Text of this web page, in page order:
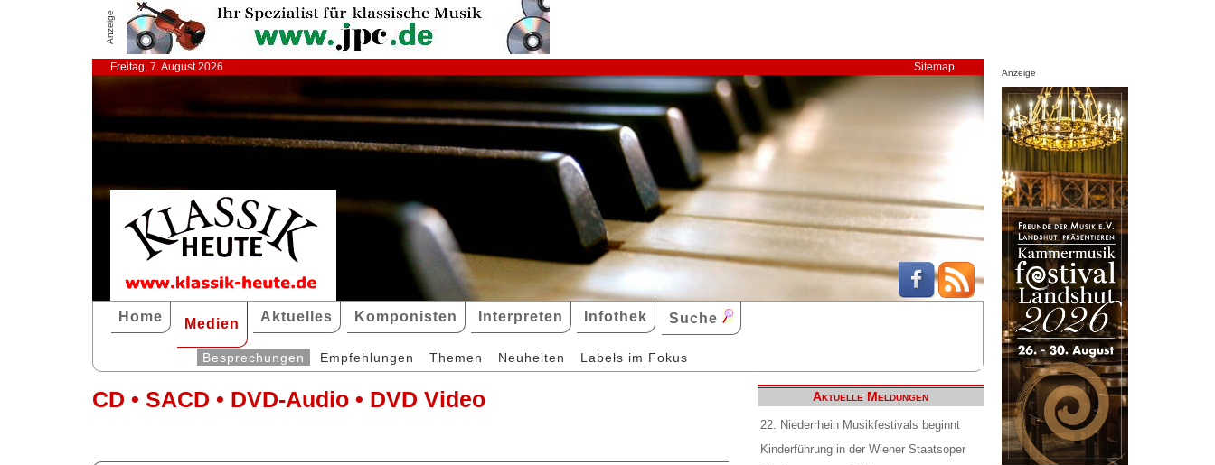
Anzeige
Freitag, 7. August 2026 Sitemap
Home Medien Aktuelles Komponisten Interpreten Infothek Suche
Besprechungen Empfehlungen Themen Neuheiten Labels im Fokus
CD • SACD • DVD-Audio • DVD Video Aktuelle Meldungen
22. Niederrhein Musikfestivals beginnt
Kinderführung in der Wiener Staatsoper
Anzeige